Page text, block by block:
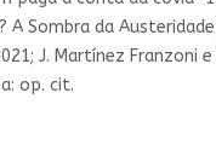
A Sombra da
J. Martínez Franzoni e
op. cit.